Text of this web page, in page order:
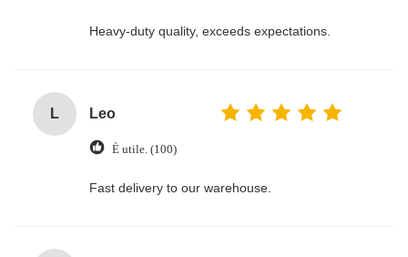
Heavy-duty quality, exceeds expectations.
L Leo
È utile. (100)
Fast delivery to our warehouse.